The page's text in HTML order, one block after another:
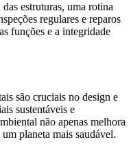
estruturas, uma rotina
regulares e reparos
funções e a integridade
são cruciais no design e
sustentáveis e
não apenas melhora
planeta mais saudável.